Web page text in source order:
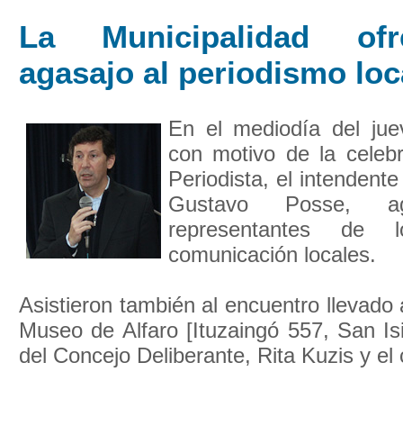
La Municipalidad
agasajo al periodismo
En el mediodía del
con motivo de la
Periodista, el
Gustavo Posse,
representantes de
comunicación locales.
Asistieron también al encuentro llevado
Museo de Alfaro [Ituzaingó 557, San
del Concejo Deliberante, Rita Kuzis y el